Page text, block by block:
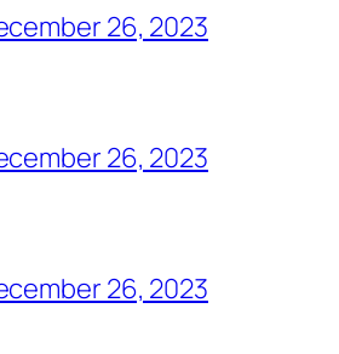
26, 2023
26, 2023
26, 2023